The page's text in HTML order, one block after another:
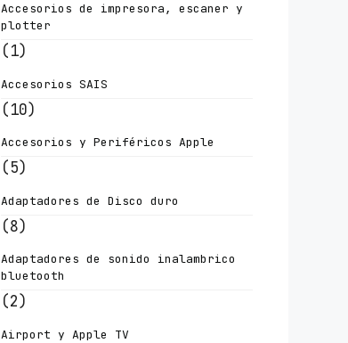
Accesorios de impresora, escaner y
plotter
(1)
Accesorios SAIS
(10)
Accesorios y Periféricos Apple
(5)
Adaptadores de Disco duro
(8)
Adaptadores de sonido inalambrico
bluetooth
(2)
Airport y Apple TV